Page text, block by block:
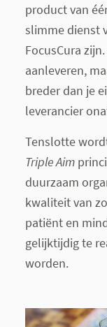
product van
slimme dienst
FocusCura
aanleveren,
breder dan je
leverancier
Tenslotte
Triple Aim
duurzaam
kwaliteit van
patiënt en
gelijktijdig te
worden.